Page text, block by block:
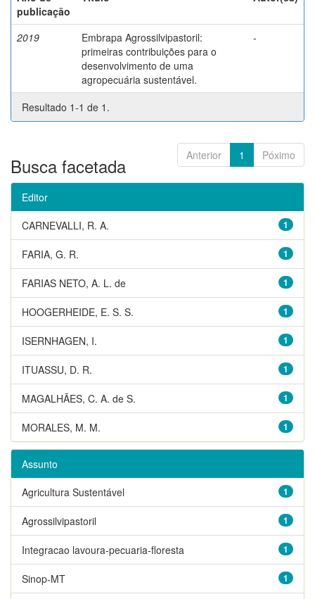
publicação
2019
Embrapa Agrossilvipastoril:
primeiras contribuições para o
desenvolvimento de uma
agropecuária sustentável.
-
Resultado 1-1 de 1.
Anterior 1 Póximo
Busca facetada
Editor
1
CARNEVALLI, R. A.
1
FARIA, G. R.
1
FARIAS NETO, A. L. de
1
HOOGERHEIDE, E. S. S.
1
ISERNHAGEN, I.
1
ITUASSU, D. R.
1
MAGALHÃES, C. A. de S.
1
MORALES, M. M.
Assunto
1
Agricultura Sustentável
1
Agrossilvipastoril
1
Integracao lavoura-pecuaria-floresta
1
Sinop-MT